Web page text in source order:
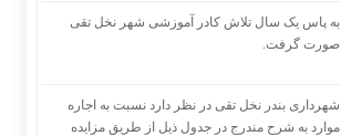
به پاس یک سال تلاش کادر آموزشی شهر نخل تقی
صورت گرفت.
شهرداری بندر نخل تقی در نظر دارد نسبت به اجاره
موارد به شرح مندرج در جدول ذیل از طریق مزایده